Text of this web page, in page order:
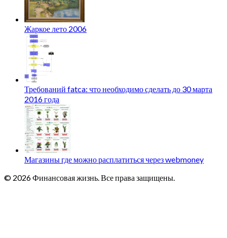
Жаркое лето 2006
Требований fatca: что необходимо сделать до 30 марта
2016 года
Магазины где можно расплатиться через webmoney
© 2026 Финансовая жизнь. Все права защищены.